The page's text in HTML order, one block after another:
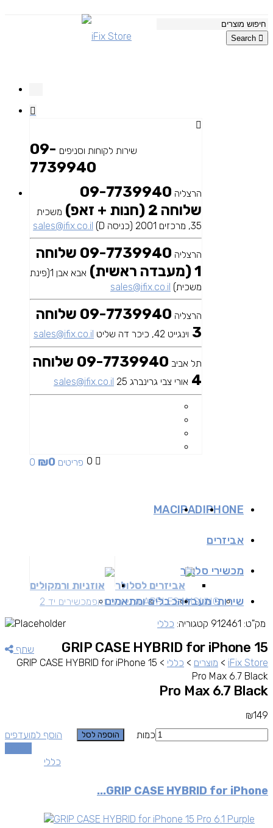
Search
שירות לקוחות וסניפים 09-
7739940
הרצליה 09-7739940
שלוחה 2 (חנות + זאפ)
משכית
35, מרכזים 2001 (כניסה D)
sales@ifix.co.il
הרצליה
09-7739940 שלוחה
1 (מעבדה ראשית)
אבא אבן 1(פינת
משכית) sales@ifix.co.il
הרצליה
09-7739940 שלוחה
3 וינגייט 42, כיכר דה שליט sales@ifix.co.il
תל אביב
09-7739940 שלוחה
4 אורי צבי גרינברג 25 sales@ifix.co.il
0 0 פריטים ₪0
IPHONE
IPAD
MAC
אביזרים
אביזרים לסלולר אוזניות ורמקולים
מכשירי סלולר
SAMSUNG
APPLEמכשירים זאפמכשירים יד 2 שירותי מעבדהכבלים ומתאמים
שתף
iFix Store
> מוצרים > כללי >
GRIP CASE HYBRID for iPhone 15
Pro Max 6.7 Black
GRIP CASE HYBRID for iPhone 15
Pro Max 6.7 Black
₪149
כמות
הוספה לסל
הוסף למועדפים
מק"ט: 912461 קטגוריה: כללי
כללי
GRIP CASE HYBRID for iPhone...